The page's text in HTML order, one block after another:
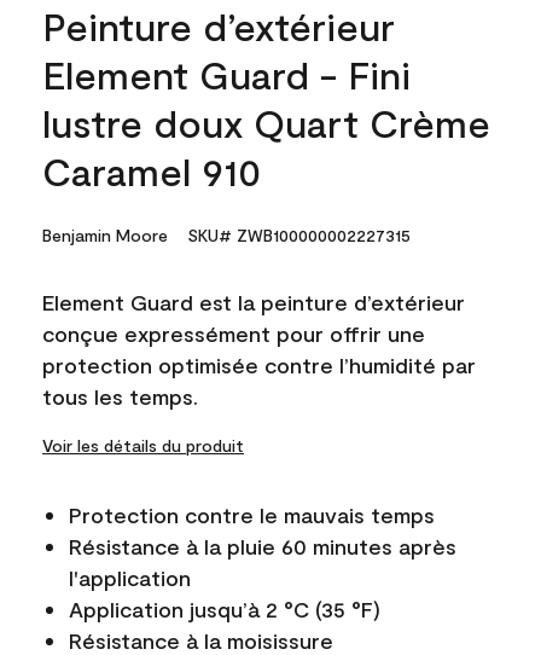
Peinture d’extérieur
Element Guard - Fini
lustre doux Quart Crème
Caramel 910
Benjamin Moore SKU# ZWB100000002227315
Element Guard est la peinture d’extérieur
conçue expressément pour offrir une
protection optimisée contre l’humidité par
tous les temps.
Voir les détails du produit
Protection contre le mauvais temps
Résistance à la pluie 60 minutes après
l'application
Application jusqu’à 2 °C (35 °F)
Résistance à la moisissure